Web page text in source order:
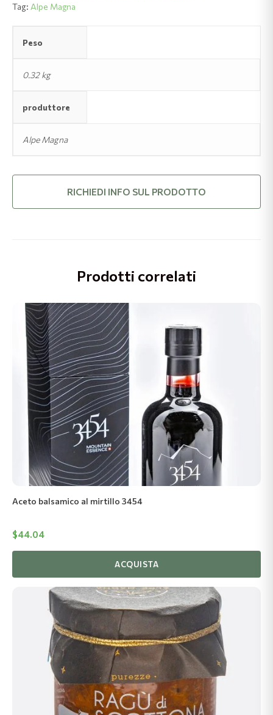
Tag: Alpe Magna
Peso
0.32 kg
produttore
Alpe Magna
RICHIEDI INFO SUL PRODOTTO
Prodotti correlati
Aceto balsamico al mirtillo 3454
$44.04
ACQUISTA